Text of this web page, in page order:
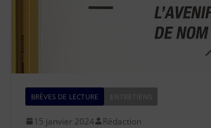
BRÈVES DE LECTURE ENTRETIENS
15 janvier 2024 Rédaction